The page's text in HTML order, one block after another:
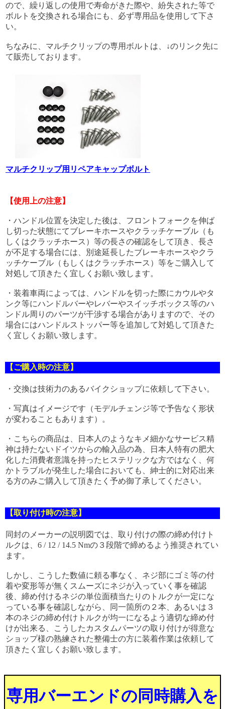
ので、繰り返しの使用で寿命がきた際や、紛失された等で
ボルトを交換される場合にも、必ず専用品を使用して下さ
い。
ちなみに、マルチクリップの専用ボルトは、↓のリンク先に
て販売しております。
マルチクリップ用リペアキャップボルト
【使用上の注意】
・ハンドル位置を決定した後は、フロントフォークを伸ば
し切った状態にてブレーキホースやクラッチケーブル（も
しくはクラッチホース）等の長さの確認をして頂き、長さ
が不足する場合には、別途延長したブレーキホースやクラ
ッチケーブル（もしくはクラッチホース）等をご購入して
対処して頂きたく宜しくお願い致します。
・装着車両によっては、ハンドルを切った際にカウルやタ
ンク等にハンドルバーやレバーやスイッチボックス等のハ
ンドル周りのパーツが干渉する場合がありますので、その
場合にはハンドルストッパー等を追加して対処して頂きた
く宜しくお願い致します。
【ご購入時の注意】
・交換は技術力のあるバイクショップに依頼して下さい。
・写真はイメージです（モデルチェンジ等で予告なく形状
が変わることもあります）。
・こちらの商品は、日本人のようなキメ細かなサービス精
神は持たないドイツからの輸入品の為、日本人特有の肥大
化した消費者意識を持ったヒステリックな方ではなく、何
かトラブルが発生した場合においても、紳士的に対応出来
る方のみご購入して頂きたく予め御了承してください。
【取り付け時の注意】
同封のメーカーの説明図では、取り付けの際の締め付けト
ルクは、6 / 12 / 14.5 Nmの３段階で締めるよう推奨されてい
ます。
しかし、こうした数値に頼る事なく、ネジ部にゴミ等の付
着や変形等が無くスムーズにネジが入っていく事を確認
後、締め付けるネジの単位面積当たりのトルクが一定にな
っている事を確認しながら、同一箇所の２本、あるいは３
本のネジの締め付けトルクが均一になるよう適切な締め付
けが出来る、こうしたカスタムパーツの取り付けが得意な
ショップ様の熟練された整備士の方に装着作業は依頼して
頂きたく宜しくお願い致します。
専用バーエンドの同時購入を